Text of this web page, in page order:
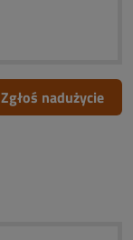
Zgłoś nadużycie